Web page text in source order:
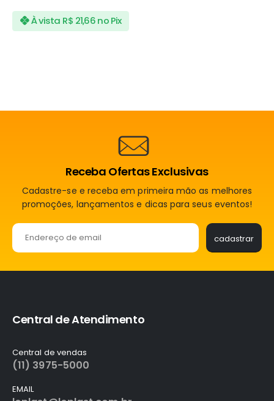
À vista R$ 21,66 no Pix
Receba Ofertas Exclusivas
Cadastre-se e receba em primeira mão as melhores
promoções, lançamentos e dicas para seus eventos!
Please leave this
cadastrar
Central de Atendimento
Central de vendas
(11) 3975-5000
EMAIL